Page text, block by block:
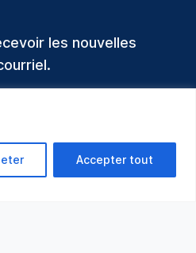
Accepter tout
les nouvelles